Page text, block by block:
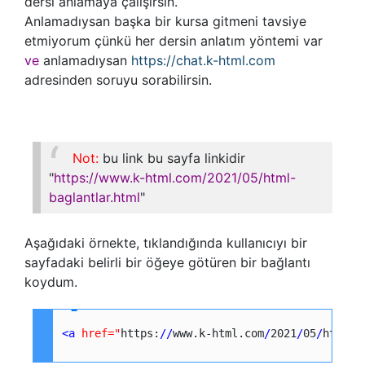
Anlamadıysan başka bir kursa gitmeni tavsiye
etmiyorum çünkü her dersin anlatım yöntemi var
ve anlamadıysan https://chat.k-html.com
adresinden soruyu sorabilirsin.
Not: bu link bu sayfa linkidir
"https://www.k-html.com/2021/05/html-
baglantlar.html"
Aşağıdaki örnekte, tıklandığında kullanıcıyı bir
sayfadaki belirli bir öğeye götüren bir bağlantı
koydum.
<a href="https: //www.k-html.com/2021 /05/html-